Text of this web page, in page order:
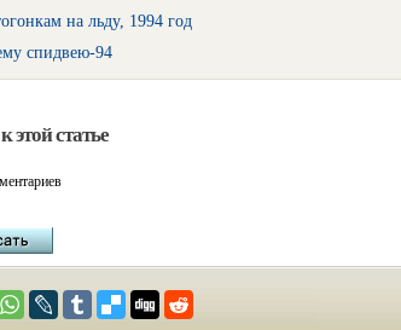
на льду, 1994 год
спидвею-94
этой статье